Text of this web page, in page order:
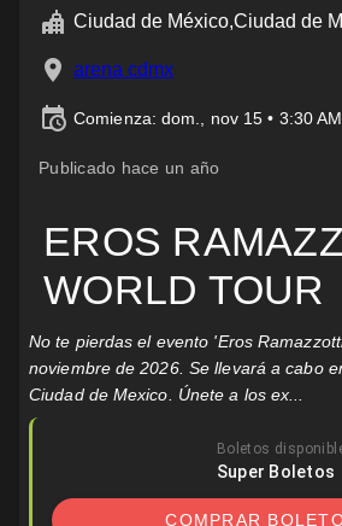
Ciudad de México,Ciudad de
arena cdmx
Comienza: dom., nov 15 • 3:30 AM
Publicado hace un año
EROS
WORLD TOUR
No te pierdas el evento 'Eros
noviembre de 2026. Se llevará a cabo
Ciudad de Mexico. Únete a los ex...
Boletos
Super Boletos
COMPRAR